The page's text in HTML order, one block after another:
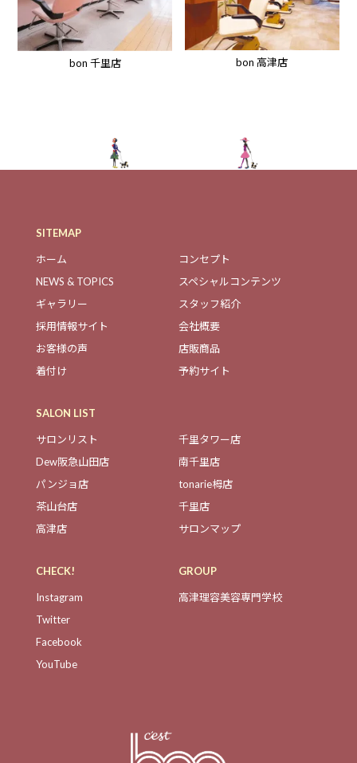
bon 千里店 bon 高津店
SITEMAP
ホーム
コンセプト
NEWS & TOPICS
スペシャルコンテンツ
ギャラリー
スタッフ紹介
採用情報サイト
会社概要
お客様の声
店販商品
着付け
予約サイト
SALON LIST
サロンリスト
千里タワー店
Dew阪急山田店
南千里店
パンジョ店
tonarie栂店
茶山台店
千里店
高津店
サロンマップ
CHECK!
Instagram
Twitter
Facebook
YouTube
GROUP
高津理容美容専門学校